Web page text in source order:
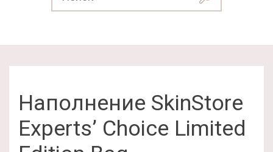
Наполнение SkinStore
Experts’ Choice Limited